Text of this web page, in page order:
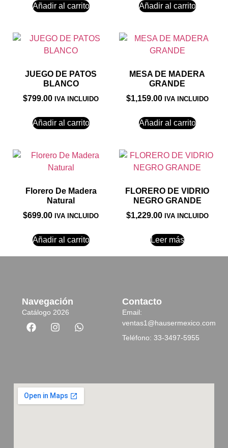
Añadir al carrito Añadir al carrito
JUEGO DE PATOS
BLANCO
$799.00 IVA INCLUIDO
Añadir al carrito
MESA DE MADERA
GRANDE
$1,159.00 IVA INCLUIDO
Añadir al carrito
Florero De Madera
Natural
$699.00 IVA INCLUIDO
Añadir al carrito
FLORERO DE VIDRIO
NEGRO GRANDE
$1,229.00 IVA INCLUIDO
Leer más
Navegación
Catálogo 2026
Contacto
Email:
ventas1@hausermexico.com
Teléfono: 33-3497-5955